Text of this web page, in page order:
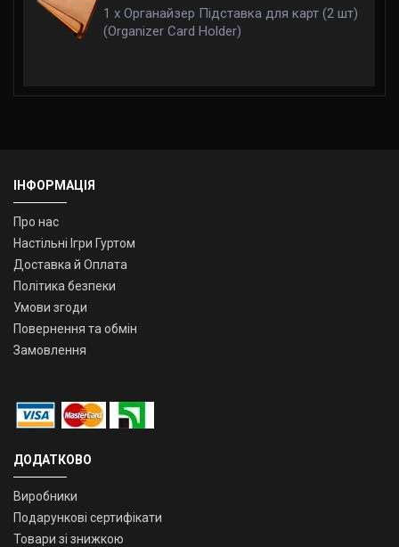
1 x Органайзер Підставка для карт (2 шт)
(Organizer Card Holder)
ІНФОРМАЦІЯ
Про нас
Настільні Ігри Гуртом
Доставка й Оплата
Політика безпеки
Умови згоди
Повернення та обмін
Замовлення
ДОДАТКОВО
Виробники
Подарункові сертифікати
Товари зі знижкою